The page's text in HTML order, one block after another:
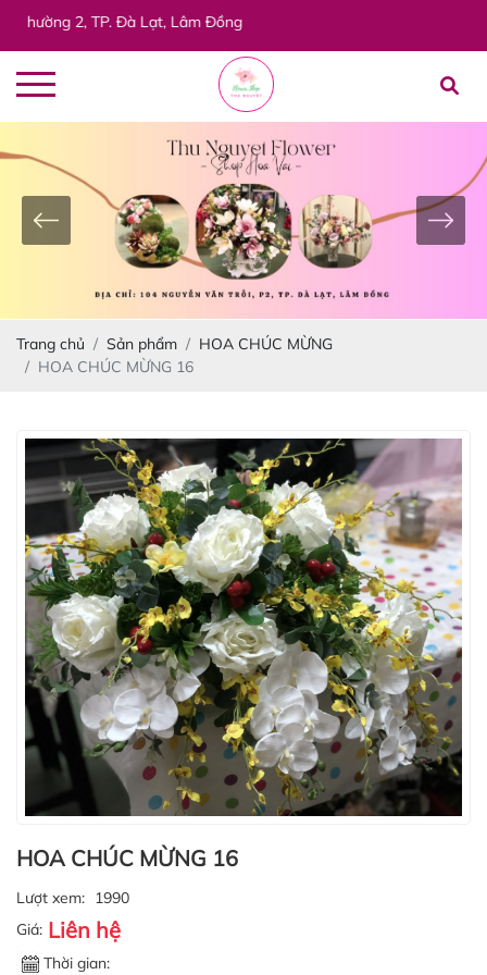
2, TP. Đà Lạt, Lâm Đồng
Trang chủ Sản phẩm
HOA CHÚC MỪNG
HOA CHÚC MỪNG 16
HOA CHÚC MỪNG 16
Lượt xem: 1990
Giá: Liên hệ
Thời gian: